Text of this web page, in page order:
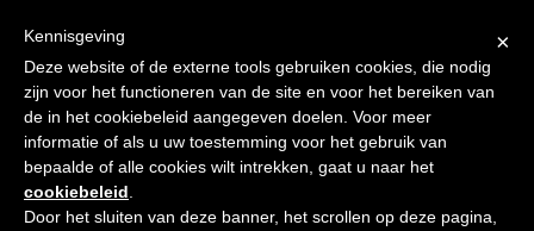
content
Afrekenen
Winkelmand Shop
Open
mobile
menu
Close
mobile
menu
×
Kennisgeving
Deze website of de externe tools gebruiken cookies, die nodig
zijn voor het functioneren van de site en voor het bereiken van
de in het cookiebeleid aangegeven doelen. Voor meer
informatie of als u uw toestemming voor het gebruik van
bepaalde of alle cookies wilt intrekken, gaat u naar het
cookiebeleid
Door het sluiten van deze banner, het scrollen op deze pagina,